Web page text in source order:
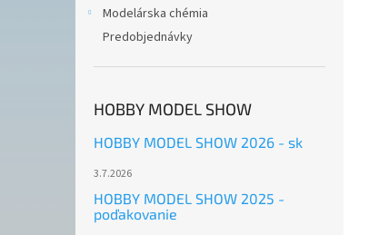
Modelárska chémia
Predobjednávky
HOBBY MODEL SHOW
HOBBY MODEL SHOW 2026 - sk
3.7.2026
HOBBY MODEL SHOW 2025 -
poďakovanie